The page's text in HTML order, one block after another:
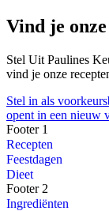
Vind je
Stel Uit Paulines
vind je onze
Stel in als
opent in een nieuw
Footer 1
Recepten
Feestdagen
Dieet
Footer 2
Ingrediënten